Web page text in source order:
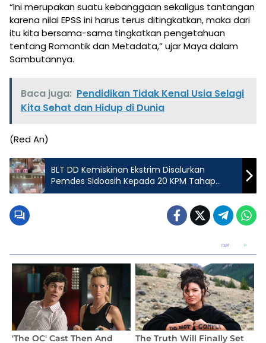
“Ini merupakan suatu kebanggaan sekaligus tantangan
karena nilai EPSS ini harus terus ditingkatkan, maka dari
itu kita bersama-sama tingkatkan pengetahuan
tentang Romantik dan Metadata,” ujar Maya dalam
Sambutannya.
Baca juga: Pendidikan Tidak Kenal Usia Selagi
Kita Sehat dan Hidup di Dunia
(Red An)
BLT DD Kemiskinan Ekstrim Disalurkan
Pemdes Sidoasih Kepada 20 KPM Tahap
Akhir Tahun Anggaran 2024